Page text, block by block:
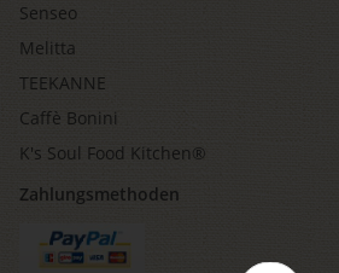
Senseo
Melitta
TEEKANNE
Caffè Bonini
K's Soul Food Kitchen®
Zahlungsmethoden